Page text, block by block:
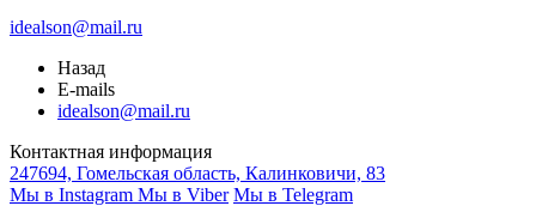
idealson@mail.ru
Назад
E-mails
idealson@mail.ru
Контактная информация
247694, Гомельская область, Калинковичи, 83
Мы в Instagram Мы в Viber Мы в Telegram